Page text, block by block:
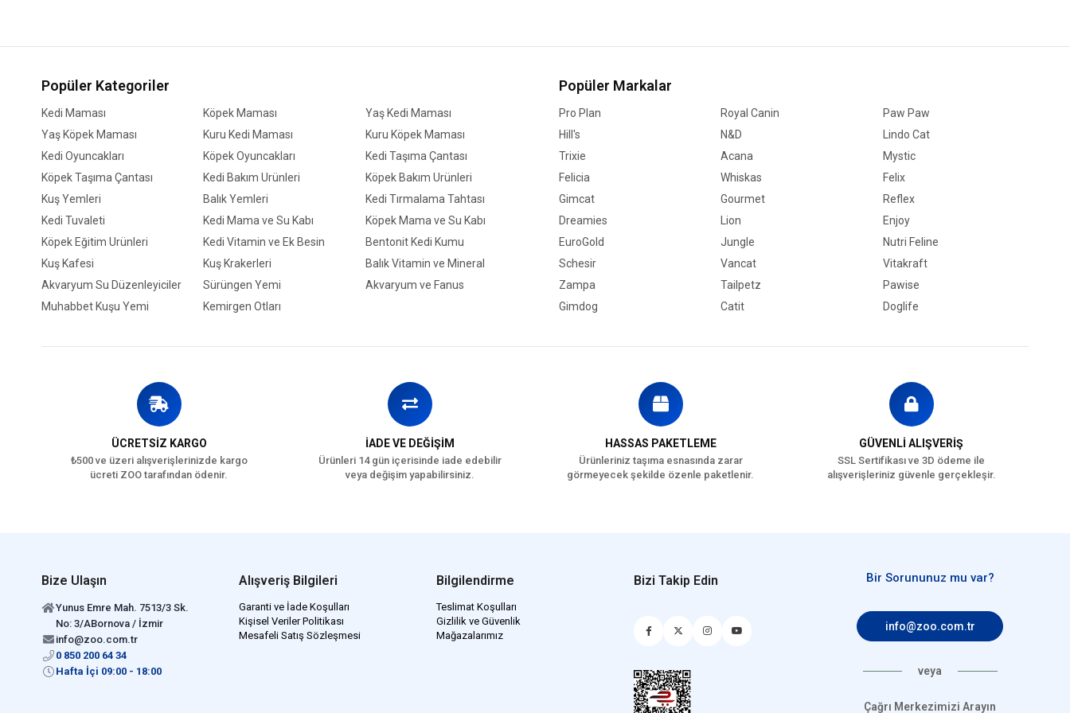
Popüler Kategoriler
Kedi Maması Köpek Maması
Yaş Kedi Maması
Yaş Köpek Maması
Kuru Kedi Maması
Kuru Köpek Maması
Kedi Oyuncakları
Köpek Oyuncakları
Kedi Taşıma Çantası
Köpek Taşıma Çantası
Kedi Bakım Ürünleri
Köpek Bakım Ürünleri
Kuş Yemleri
Balık Yemleri
Kedi Tırmalama Tahtası
Kedi Tuvaleti
Kedi Mama ve Su Kabı
Köpek Mama ve Su Kabı
Köpek Eğitim Ürünleri
Kedi Vitamin ve Ek Besin
Bentonit Kedi Kumu
Kuş Kafesi
Kuş Krakerleri
Balık Vitamin ve Mineral
Akvaryum Su Düzenleyiciler
Sürüngen Yemi
Akvaryum ve Fanus
Muhabbet Kuşu Yemi
Kemirgen Otları
Popüler Markalar
Pro Plan Royal Canin
Paw Paw
Hill's
N&D
Lindo Cat
Trixie
Acana
Mystic
Felicia
Whiskas
Felix
Gimcat
Gourmet
Reflex
Dreamies
Lion
Enjoy
EuroGold
Jungle
Nutri Feline
Schesir
Vancat
Vitakraft
Zampa
Tailpetz
Pawise
Gimdog
Catit Doglife
ÜCRETSİZ KARGO
₺500 ve üzeri alışverişlerinizde kargo
ücreti ZOO tarafından ödenir.
İADE VE DEĞİŞİM
Ürünleri 14 gün içerisinde iade edebilir
veya değişim yapabilirsiniz.
HASSAS PAKETLEME
Ürünleriniz taşıma esnasında zarar
görmeyecek şekilde özenle paketlenir.
GÜVENLİ ALIŞVERİŞ
SSL Sertifikası ve 3D ödeme ile
alışverişleriniz güvenle gerçekleşir.
Bize Ulaşın
Yunus Emre Mah. 7513/3 Sk.
No: 3/ABornova / İzmir
info@zoo.com.tr
0 850 200 64 34
Hafta İçi 09:00 - 18:00
Alışveriş Bilgileri
Garanti ve İade Koşulları
Kişisel Veriler Politikası
Mesafeli Satış Sözleşmesi
Bilgilendirme
Teslimat Koşulları
Gizlilik ve Güvenlik
Mağazalarımız
Bizi Takip Edin Bir Sorununuz mu var?
info@zoo.com.tr
veya
Çağrı Merkezimizi Arayın